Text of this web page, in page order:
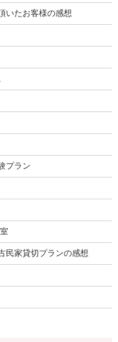
いたお客様の感想
プラン
民家貸切プランの感想